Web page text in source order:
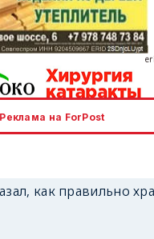
Реклама на ForPost
как правильно